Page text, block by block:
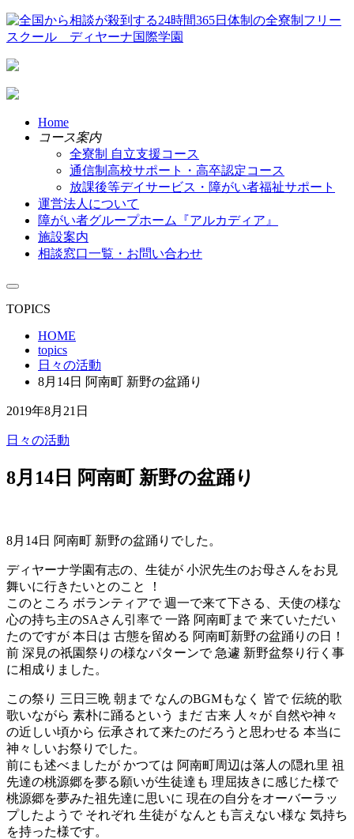
Home
コース案内
全寮制 自立支援コース
通信制高校サポート・高卒認定コース
放課後等デイサービス・障がい者福祉サポート
運営法人について
障がい者グループホーム『アルカディア』
施設案内
相談窓口一覧・お問い合わせ
TOPICS
HOME
topics
日々の活動
8月14日 阿南町 新野の盆踊り
2019年8月21日
日々の活動
8月14日 阿南町 新野の盆踊り
8月14日 阿南町 新野の盆踊りでした。
ディヤーナ学園有志の、生徒が 小沢先生のお母さんをお見
舞いに行きたいとのこと ！
このところ ボランティアで 週一で来て下さる、天使の様な
心の持ち主のSAさん引率で 一路 阿南町まで 来ていただい
たのですが 本日は 古態を留める 阿南町新野の盆踊りの日！
前 深見の祇園祭りの様なパターンで 急遽 新野盆祭り行く事
に相成りました。
この祭り 三日三晩 朝まで なんのBGMもなく 皆で 伝統的歌
歌いながら 素朴に踊るという まだ 古来 人々が 自然や神々
の近しい頃から 伝承されて来たのだろうと思わせる 本当に
神々しいお祭りでした。
前にも述べましたが かつては 阿南町周辺は落人の隠れ里 祖
先達の桃源郷を夢る願いが生徒達も 理屈抜きに感じた様で
桃源郷を夢みた祖先達に思いに 現在の自分をオーバーラッ
プしたようで それぞれ 生徒が なんとも言えない様な 気持ち
を持った様です。